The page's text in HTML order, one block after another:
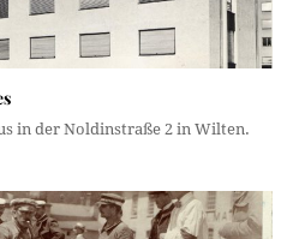
in der Noldinstraße 2 in Wilten.